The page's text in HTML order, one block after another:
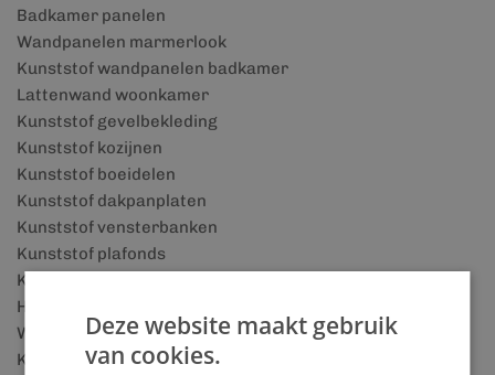
Badkamer panelen
Wandpanelen marmerlook
Kunststof wandpanelen badkamer
Lattenwand woonkamer
Kunststof gevelbekleding
Kunststof kozijnen
Kunststof boeidelen
Kunststof dakpanplaten
Kunststof vensterbanken
Kunststof plafonds
Kunststof plafond voor badkamer
Houtlook wandpanelen
Wandbekleding badkamer
Kunststof plinten
Deze website maakt gebruik
van cookies.